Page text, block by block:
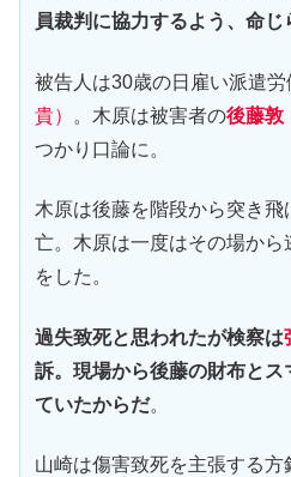
員裁判に協力するよう、命じ
被告人は30歳の日雇い派遣労
貴）
。木原は被害者の後藤敦
つかり口論に。
木原は後藤を階段から突き
亡。木原は一度はその場か
をした。
過失致死と思われたが検察は
訴。現場から後藤の財布と
ていたからだ。
山崎は傷害致死を主張する方